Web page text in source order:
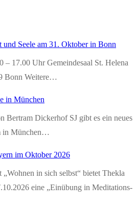
und Seele am 31. Oktober in Bonn
– 17.00 Uhr Gemeindesaal St. Helena
Bonn Weitere…
in München
Bertram Dickerhof SJ gibt es ein neues
in München…
im Oktober 2026
in sich selbst“ bietet Thekla
eine „Einübung in Meditations-